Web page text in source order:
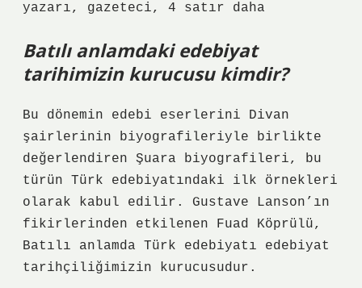
yazarı, gazeteci, 4 satır daha
Batılı anlamdaki edebiyat
tarihimizin kurucusu kimdir?
Bu dönemin edebi eserlerini Divan
şairlerinin biyografileriyle birlikte
değerlendiren Şuara biyografileri, bu
türün Türk edebiyatındaki ilk örnekleri
olarak kabul edilir. Gustave Lanson’ın
fikirlerinden etkilenen Fuad Köprülü,
Batılı anlamda Türk edebiyatı edebiyat
tarihçiliğimizin kurucusudur.